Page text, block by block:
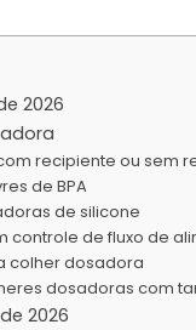
2026
recipiente ou sem
de BPA
de silicone
controle de fluxo de
colher dosadora
dosadoras com
2026